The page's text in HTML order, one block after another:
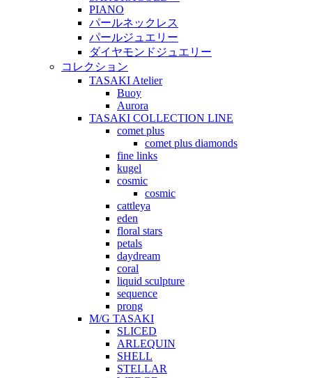
PIANO
パールネックレス
パールジュエリー
ダイヤモンドジュエリー
コレクション
TASAKI Atelier
Buoy
Aurora
TASAKI COLLECTION LINE
comet plus
comet plus diamonds
fine links
kugel
cosmic
cosmic
cattleya
eden
floral stars
petals
daydream
coral
liquid sculpture
sequence
prong
M/G TASAKI
SLICED
ARLEQUIN
SHELL
STELLAR